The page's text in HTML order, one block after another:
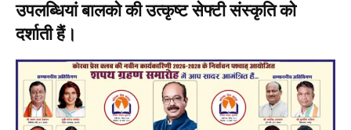
उपलब्धियां बालको की उत्कृष्ट सेफ्टी संस्कृति को
दर्शाती हैं।